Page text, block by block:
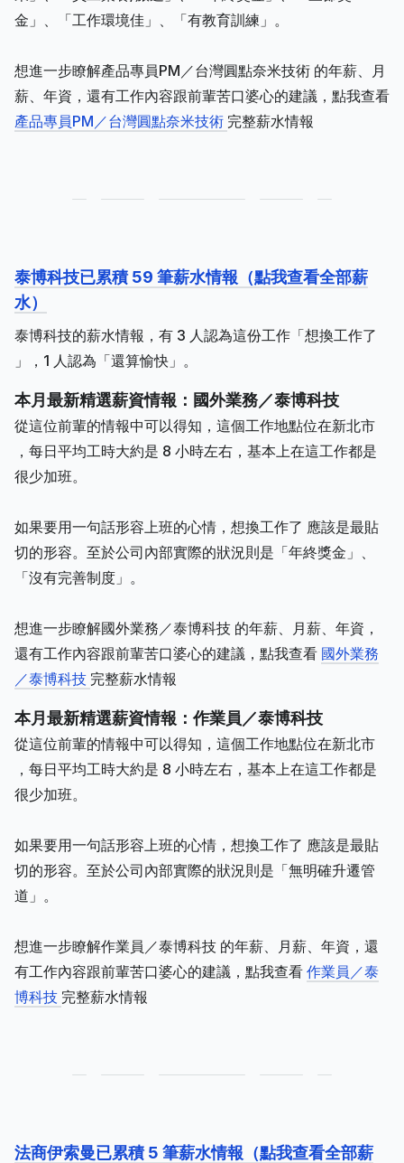
金」、「工作環境佳」、「有教育訓練」。
想進一步瞭解產品專員PM／台灣圓點奈米技術 的年薪、月
薪、年資，還有工作內容跟前輩苦口婆心的建議，點我查看
產品專員PM／台灣圓點奈米技術 完整薪水情報
泰博科技已累積 59 筆薪水情報（點我查看全部薪
水）
泰博科技的薪水情報，有 3 人認為這份工作「想換工作了
」，1 人認為「還算愉快」。
本月最新精選薪資情報：國外業務／泰博科技
從這位前輩的情報中可以得知，這個工作地點位在新北市
，每日平均工時大約是 8 小時左右，基本上在這工作都是
很少加班。
如果要用一句話形容上班的心情，想換工作了 應該是最貼
切的形容。至於公司內部實際的狀況則是「年終獎金」、
「沒有完善制度」。
想進一步瞭解國外業務／泰博科技 的年薪、月薪、年資，
還有工作內容跟前輩苦口婆心的建議，點我查看 國外業務
／泰博科技 完整薪水情報
本月最新精選薪資情報：作業員／泰博科技
從這位前輩的情報中可以得知，這個工作地點位在新北市
，每日平均工時大約是 8 小時左右，基本上在這工作都是
很少加班。
如果要用一句話形容上班的心情，想換工作了 應該是最貼
切的形容。至於公司內部實際的狀況則是「無明確升遷管
道」。
想進一步瞭解作業員／泰博科技 的年薪、月薪、年資，還
有工作內容跟前輩苦口婆心的建議，點我查看 作業員／泰
博科技 完整薪水情報
法商伊索曼已累積 5 筆薪水情報（點我查看全部薪